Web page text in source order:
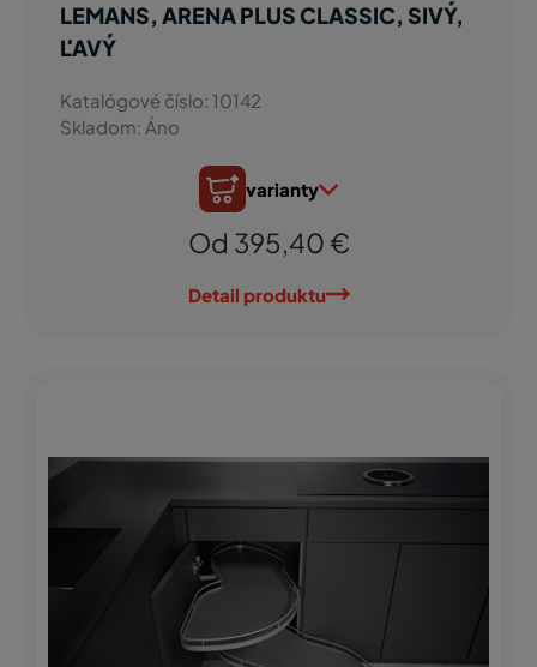
LEMANS, ARENA PLUS CLASSIC, SIVÝ,
ĽAVÝ
Katalógové číslo: 10142
Skladom: Áno
varianty
Od 395,40 €
Detail produktu